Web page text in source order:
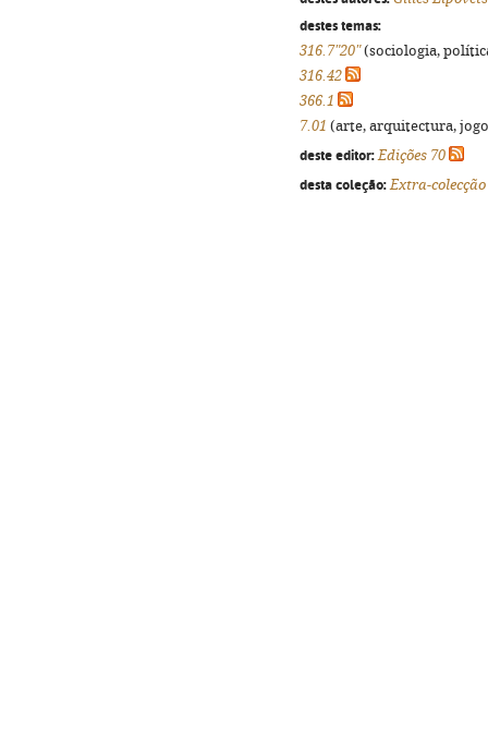
destes temas:
316.7"20"(sociologia,
316.42
366.1
7.01 (arte, arquitectura,
deste editor: Edições 70
desta coleção: Extra-colecção